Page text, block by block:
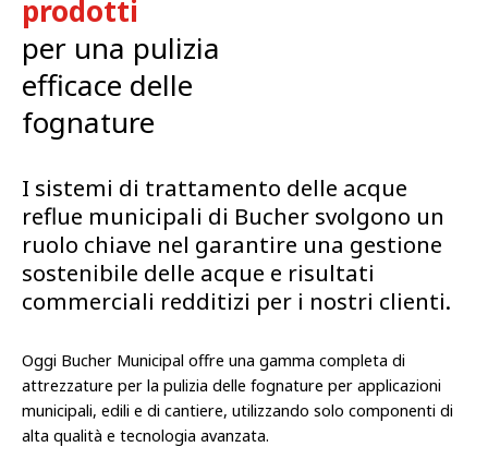
prodotti
per una pulizia
efficace delle
fognature
I sistemi di trattamento delle acque
reflue municipali di Bucher svolgono un
ruolo chiave nel garantire una gestione
sostenibile delle acque e risultati
commerciali redditizi per i nostri clienti.
Oggi Bucher Municipal offre una gamma completa di
attrezzature per la pulizia delle fognature per applicazioni
municipali, edili e di cantiere, utilizzando solo componenti di
alta qualità e tecnologia avanzata.